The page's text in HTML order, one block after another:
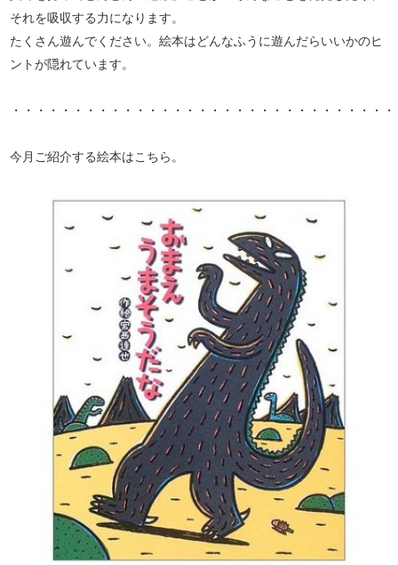
それを吸収する力になります。
たくさん遊んでください。絵本はどんなふうに遊んだらいいかのヒ
ントが隠れています。
・・・・・・・・・・・・・・・・・・・・・・・・・・・・・・
今月ご紹介する絵本はこちら。